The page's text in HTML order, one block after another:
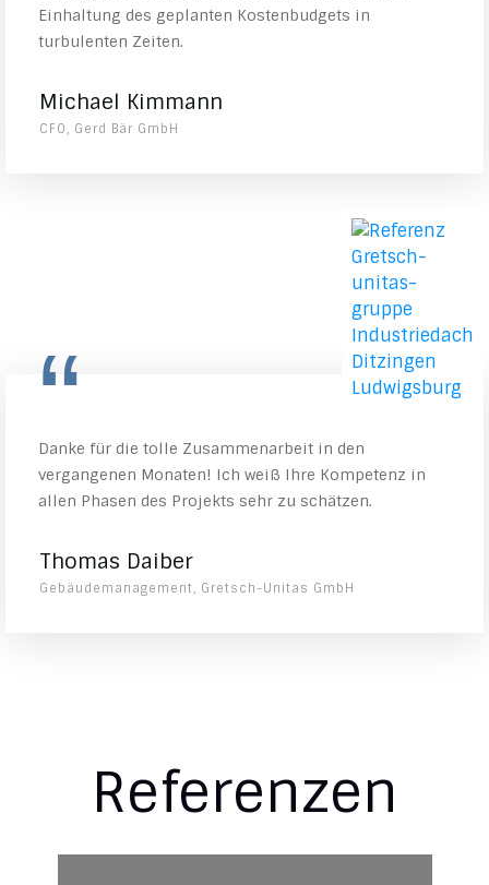
Einhaltung des geplanten Kostenbudgets in
turbulenten Zeiten.
Michael Kimmann
CFO, Gerd Bär GmbH
“
Danke für die tolle Zusammenarbeit in den
vergangenen Monaten! Ich weiß Ihre Kompetenz in
allen Phasen des Projekts sehr zu schätzen.
Thomas Daiber
Gebäudemanagement, Gretsch-Unitas GmbH
Referenzen